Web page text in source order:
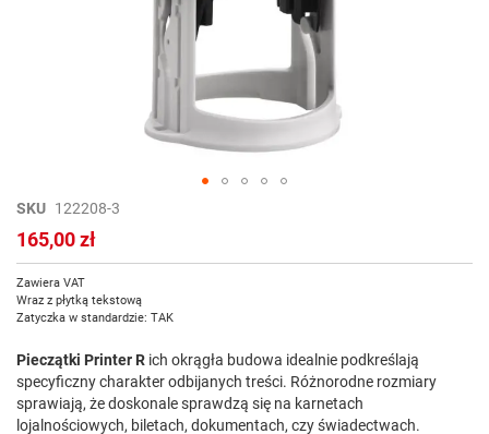
Przejdź
na
początek
SKU 122208-3
165,00 zł
Zawiera VAT
Wraz z płytką tekstową
Zatyczka w standardzie: TAK
Pieczątki Printer R ich okrągła budowa idealnie podkreślają
specyficzny charakter odbijanych treści. Różnorodne rozmiary
sprawiają, że doskonale sprawdzą się na karnetach
lojalnościowych, biletach, dokumentach, czy świadectwach.